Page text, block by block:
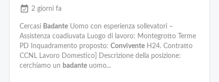
event_available 2 giorni fa
Cercasi Badante Uomo con esperienza sollevatori –
Assistenza coadiuvata Luogo di lavoro: Montegrotto Terme
PD Inquadramento proposto: Convivente H24. Contratto
CCNL Lavoro Domestico] Descrizione della posizione:
cerchiamo un badante uomo...